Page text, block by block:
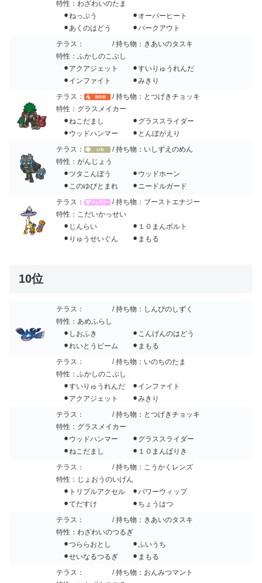
特性：わざわいのたま
⚫︎ねっぷう ⚫︎オーバーヒート
⚫︎あくのはどう ⚫︎バークアウト
テラス：
/ 持ち物：きあいのタスキ
特性：ふかしのこぶし
⚫︎アクアジェット ⚫︎すいりゅうれんだ
⚫︎インファイト ⚫︎みきり
テラス：
/ 持ち物：とつげきチョッキ
特性：グラスメイカー
⚫︎ねこだまし ⚫︎グラススライダー
⚫︎ウッドハンマー ⚫︎とんぼがえり
テラス：
/ 持ち物：いしずえのめん
特性：がんじょう
⚫︎ツタこんぼう ⚫︎ウッドホーン
⚫︎このゆびとまれ ⚫︎ニードルガード
テラス：
/ 持ち物：ブーストエナジー
特性：こだいかっせい
⚫︎じんらい ⚫︎１０まんボルト
⚫︎りゅうせいぐん ⚫︎まもる
10位
テラス：
/ 持ち物：しんぴのしずく
特性：あめふらし
⚫︎しおふき ⚫︎こんげんのはどう
⚫︎れいとうビーム ⚫︎まもる
テラス：
/ 持ち物：いのちのたま
特性：ふかしのこぶし
⚫︎すいりゅうれんだ ⚫︎インファイト
⚫︎アクアジェット ⚫︎みきり
テラス：
/ 持ち物：とつげきチョッキ
特性：グラスメイカー
⚫︎ウッドハンマー ⚫︎グラススライダー
⚫︎ねこだまし ⚫︎１０まんばりき
テラス：
/ 持ち物：こうかくレンズ
特性：じょおうのいげん
⚫︎トリプルアクセル ⚫︎パワーウィップ
⚫︎てだすけ ⚫︎ちょうはつ
テラス：
/ 持ち物：きあいのタスキ
特性：わざわいのつるぎ
⚫︎つららおとし ⚫︎ふいうち
⚫︎せいなるつるぎ ⚫︎まもる
テラス：
/ 持ち物：おんみつマント